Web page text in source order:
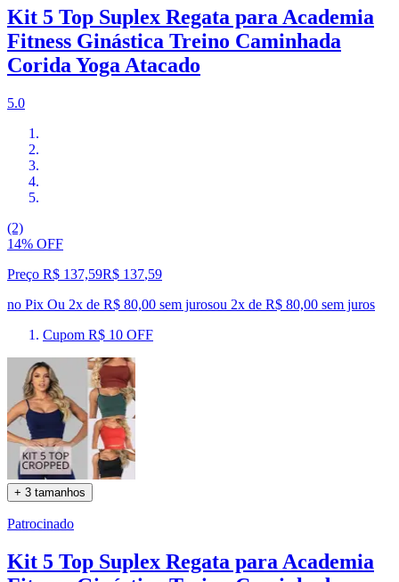
Kit 5 Top Suplex Regata para Academia
Fitness Ginástica Treino Caminhada
Corida Yoga Atacado
5.0
(2)
14% OFF
Preço R$ 137,59R$ 137,59
no Pix Ou 2x de R$ 80,00 sem jurosou 2x de R$ 80,00 sem juros
Cupom R$ 10 OFF
+ 3 tamanhos
Patrocinado
Kit 5 Top Suplex Regata para Academia